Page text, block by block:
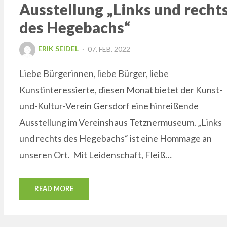
Ausstellung „Links und
des Hegebachs“
ERIK SEIDEL
POSTED
07. FEB. 2022
Liebe Bürgerinnen, liebe Bürger, liebe
Kunstinteressierte, diesen Monat bietet der Kunst-
und-Kultur-Verein Gersdorf eine hinreißende
Ausstellung im Vereinshaus Tetznermuseum. „Links
und rechts des Hegebachs“ ist eine Hommage an
unseren Ort. Mit Leidenschaft, Fleiß…
READ MORE